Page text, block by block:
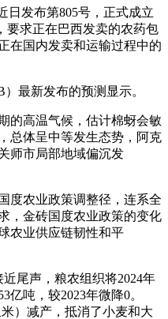
发布第805号，正式成立
要求正在巴西发卖的农药包
在国内发卖和运输过程中的
最新发布的预测显示。
高温气候，估计棉蚜会敏
总体呈中等发生态势，阿克
师市局部地域偏沉发
农业政策调整径，连系全
，金砖国度农业政策的变化
农业供应链韧性和平
尾声，粮农组织将2024年
亿吨，较2023年微降0。
）减产，抵消了小麦和大